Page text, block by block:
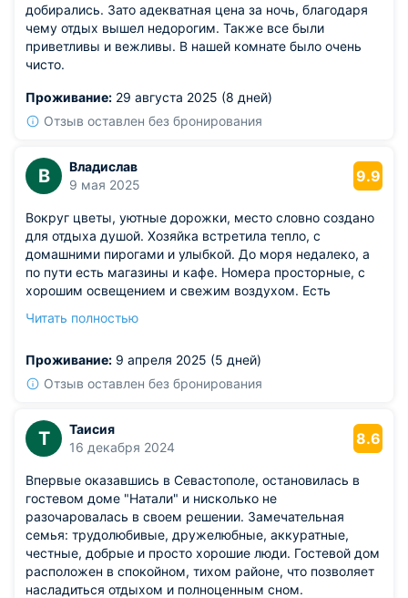
добирались. Зато адекватная цена за ночь, благодаря
чему отдых вышел недорогим. Также все были
приветливы и вежливы. В нашей комнате было очень
чисто.
Проживание: 29 августа 2025 (8 дней)
Отзыв оставлен без бронирования
В
Владислав
9 мая 2025
9.9
Вокруг цветы, уютные дорожки, место словно создано
для отдыха душой. Хозяйка встретила тепло, с
домашними пирогами и улыбкой. До моря недалеко, а
по пути есть магазины и кафе. Номера просторные, с
хорошим освещением и свежим воздухом. Есть
Атмосфера душевная, как будто приехали к
Из недостатков: правда, в нашем номере телевизор
показывал не все каналы чётко.
Читать полностью
Проживание: 9 апреля 2025 (5 дней)
Отзыв оставлен без бронирования
Т
Таисия
16 декабря 2024
8.6
Впервые оказавшись в Севастополе, остановилась в
гостевом доме "Натали" и нисколько не
разочаровалась в своем решении. Замечательная
семья: трудолюбивые, дружелюбные, аккуратные,
честные, добрые и просто хорошие люди. Гостевой дом
расположен в спокойном, тихом районе, что позволяет
насладиться отдыхом и полноценным сном.